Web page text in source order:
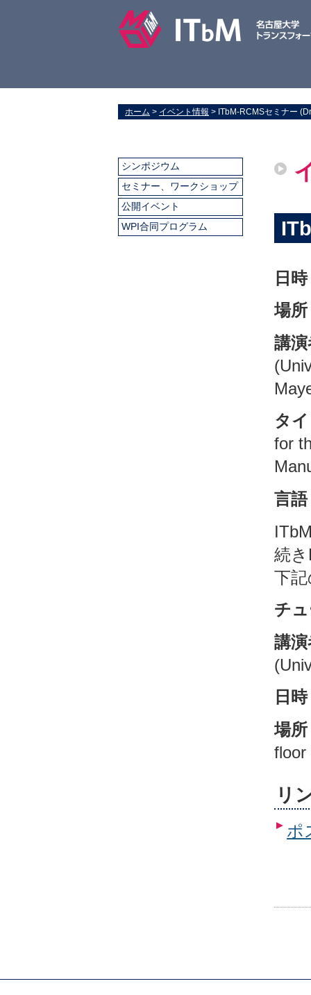
ホーム > イベント情報 > ITbM-RCMSセミナー
日
場所
講
タ
for
言語
続
下
チ
講
日
場所
floor
リ
ポ
シンポジウム
セミナー、ワークショップ
公開イベント
WPI合同プログラム